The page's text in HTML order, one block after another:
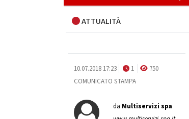
ATTUALITÀ
10.07.2018 17:23 1
750
COMUNICATO STAMPA
da Multiservizi spa